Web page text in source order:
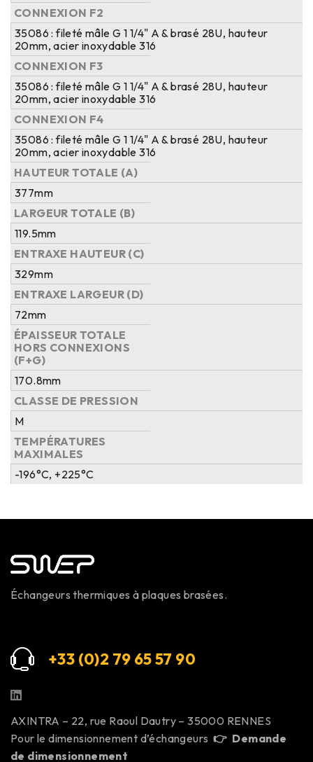
CONNEXION F2
35086 : fileté mâle G 1 1/4" A & brasé 28U, hauteur
20mm, acier inoxydable 316
CONNEXION F3
35086 : fileté mâle G 1 1/4" A & brasé 28U, hauteur
20mm, acier inoxydable 316
CONNEXION F4
35086 : fileté mâle G 1 1/4" A & brasé 28U, hauteur
20mm, acier inoxydable 316
HAUTEUR TOTALE (A)
377mm
LARGEUR TOTALE (B)
119.5mm
ENTRAXE HAUTEUR (C)
329mm
ENTRAXE LARGEUR (D)
72mm
ÉPAISSEUR TOTALE
HORS CONNEXIONS
(F+G)
170.8mm
CLASSE DE PRESSION
M
TEMPÉRATURES
MAXIMALES
-196°C, +225°C
Échangeurs thermiques à plaques brasées.
+33 (0)2 79 65 57 90
AXINTRA – 22, rue Raoul Dautry – 35000 RENNES
Pour le dimensionnement d’échangeurs👉 Demande
de dimensionnement